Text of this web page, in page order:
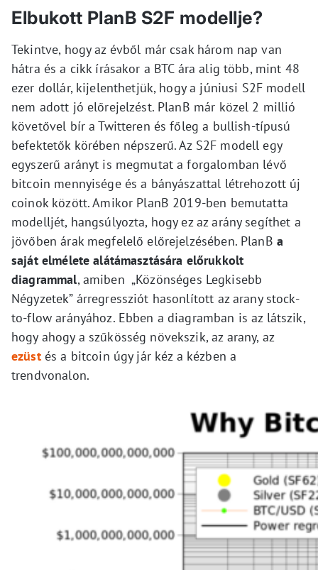
Elbukott PlanB S2F modellje?
Tekintve, hogy az évből már csak három nap van
hátra és a cikk írásakor a BTC ára alig több, mint 48
ezer dollár, kijelenthetjük, hogy a júniusi S2F modell
nem adott jó előrejelzést. PlanB már közel 2 millió
követővel bír a Twitteren és főleg a bullish-típusú
befektetők körében népszerű. Az S2F modell egy
egyszerű arányt is megmutat a forgalomban lévő
bitcoin mennyisége és a bányászattal létrehozott új
coinok között. Amikor PlanB 2019-ben bemutatta
modelljét, hangsúlyozta, hogy ez az arány segíthet a
jövőben árak megfelelő előrejelzésében. PlanB a
saját elmélete alátámasztására előrukkolt
diagrammal, amiben „Közönséges Legkisebb
Négyzetek” árregressziót hasonlított az arany stock-
to-flow arányához. Ebben a diagramban is az látszik,
hogy ahogy a szűkösség növekszik, az arany, az
ezüstés a bitcoin úgy jár kéz a kézben a
trendvonalon.